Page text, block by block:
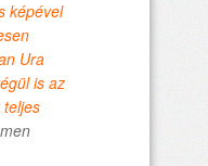
képével
Ura
is az